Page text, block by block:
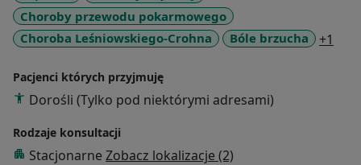
Choroby przewodu pokarmowego
Choroba Leśniowskiego-Crohna
Bóle brzucha +1
Pacjenci których przyjmuję
Dorośli (Tylko pod niektórymi adresami)
Rodzaje konsultacji
Stacjonarne Zobacz lokalizacje (2)